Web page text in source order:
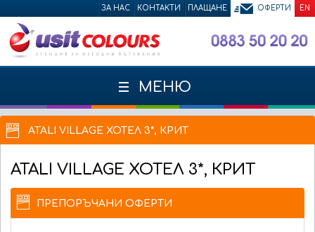
ЗА НАС КОНТАКТИ ПЛАЩАНЕ ОФЕРТИ EN
МЕНЮ
ATALI VILLAGE ХОТЕЛ 3*, КРИТ
ATALI VILLAGE ХОТЕЛ 3*, КРИТ
ПРЕПОРЪЧАНИ ОФЕРТИ